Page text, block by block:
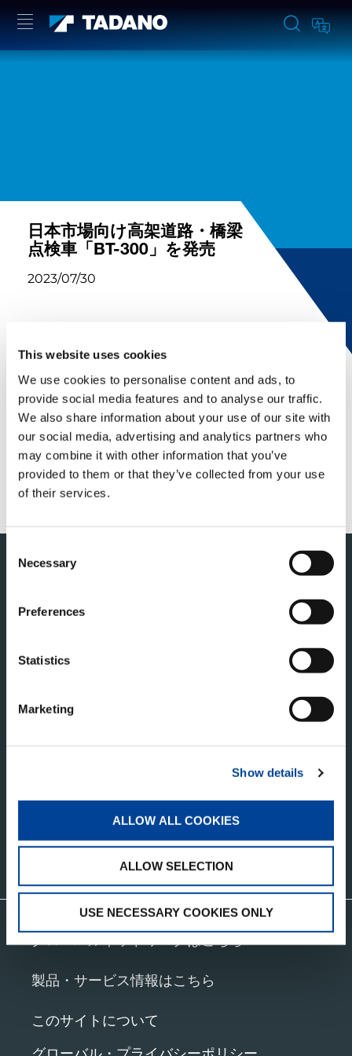
This website uses cookies
We use cookies to personalise content and ads, to
provide social media features and to analyse our traffic.
We also share information about your use of our site with
our social media, advertising and analytics partners who
may combine it with other information that you’ve
provided to them or that they’ve collected from your use
of their services.
Selection
Necessary
Preferences
Statistics
Marketing
Show details
ALLOW ALL COOKIES
ALLOW SELECTION
USE NECESSARY COOKIES ONLY
日本市場向け高架道路・橋梁
点検車「BT-300」を発売
2023/07/30
当社は、中型橋梁点検車「BT-300」を2023年8月1
詳しくは以下のリンクをご覧ください。
日本市場向け高架道路・橋梁
点検車「BT-300」を発売
このページの先頭へ
タダノ・コーポレートサイト
グローバルネットワークはこちら
製品・サービス情報はこちら
このサイトについて